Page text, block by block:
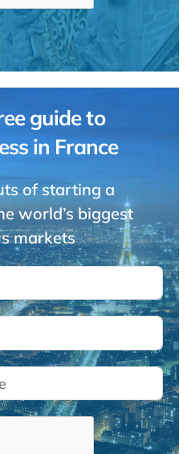
guide to
in France
of starting a
world’s biggest
markets